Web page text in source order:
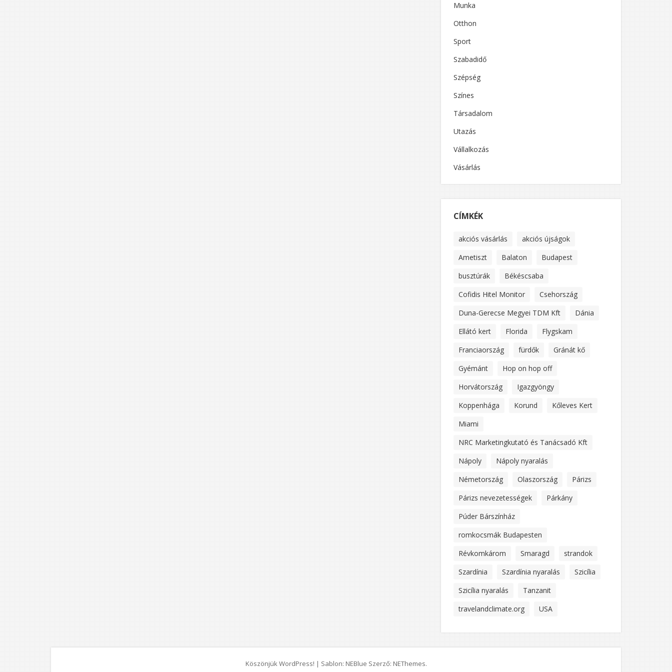
Munka
Otthon
Sport
Szabadidő
Szépség
Színes
Társadalom
Utazás
Vállalkozás
Vásárlás
CÍMKÉK
akciós vásárlás
akciós újságok
Ametiszt
Balaton
Budapest
busztúrák
Békéscsaba
Cofidis Hitel Monitor
Csehország
Duna-Gerecse Megyei TDM Kft
Dánia
Ellátó kert
Florida
Flygskam
Franciaország
fürdők
Gránát kő
Gyémánt
Hop on hop off
Horvátország
Igazgyöngy
Koppenhága
Korund
Kőleves Kert
Miami
NRC Marketingkutató és Tanácsadó Kft
Nápoly
Nápoly nyaralás
Németország
Olaszország
Párizs
Párizs nevezetességek
Párkány
Púder Bárszínház
romkocsmák Budapesten
Révkomkárom
Smaragd
strandok
Szardínia
Szardínia nyaralás
Szicília
Szicília nyaralás
Tanzanit
travelandclimate.org
USA
Köszönjük WordPress! | Sablon: NEBlue Szerző: NEThemes.